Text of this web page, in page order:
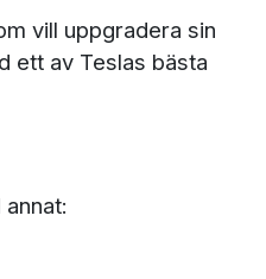
vill uppgradera sin
ett av Teslas bästa